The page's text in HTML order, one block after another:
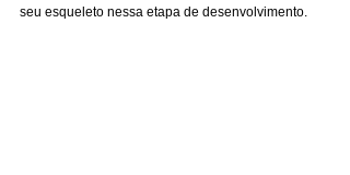
seu esqueleto nessa etapa de desenvolvimento.